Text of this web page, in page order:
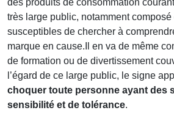
très large public, notamment
susceptibles de chercher à
marque en cause.Il en va de même
de formation ou de divertissement
l’égard de ce large public, le signe
choquer toute personne ayant des
sensibilité et de tolérance.